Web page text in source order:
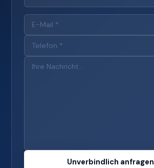
Unverbindlich anfragen